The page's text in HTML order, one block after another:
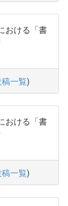
おける「書
一覧)
おける「書
一覧)